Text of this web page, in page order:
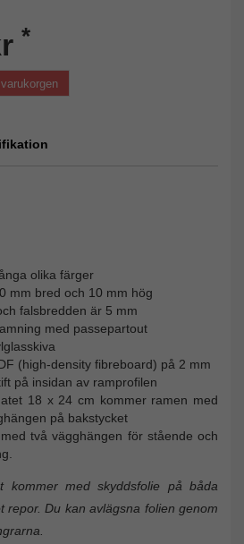
*
varukorgen
olika färger
mm bred och 10 mm hög
falsbredden är 5 mm
med passepartout
(high-density fibreboard) på 2 mm
på insidan av ramprofilen
18 x 24 cm kommer ramen med
på bakstycket
två vägghängen för stående och
kommer med skyddsfolie på båda
repor. Du kan avlägsna folien genom